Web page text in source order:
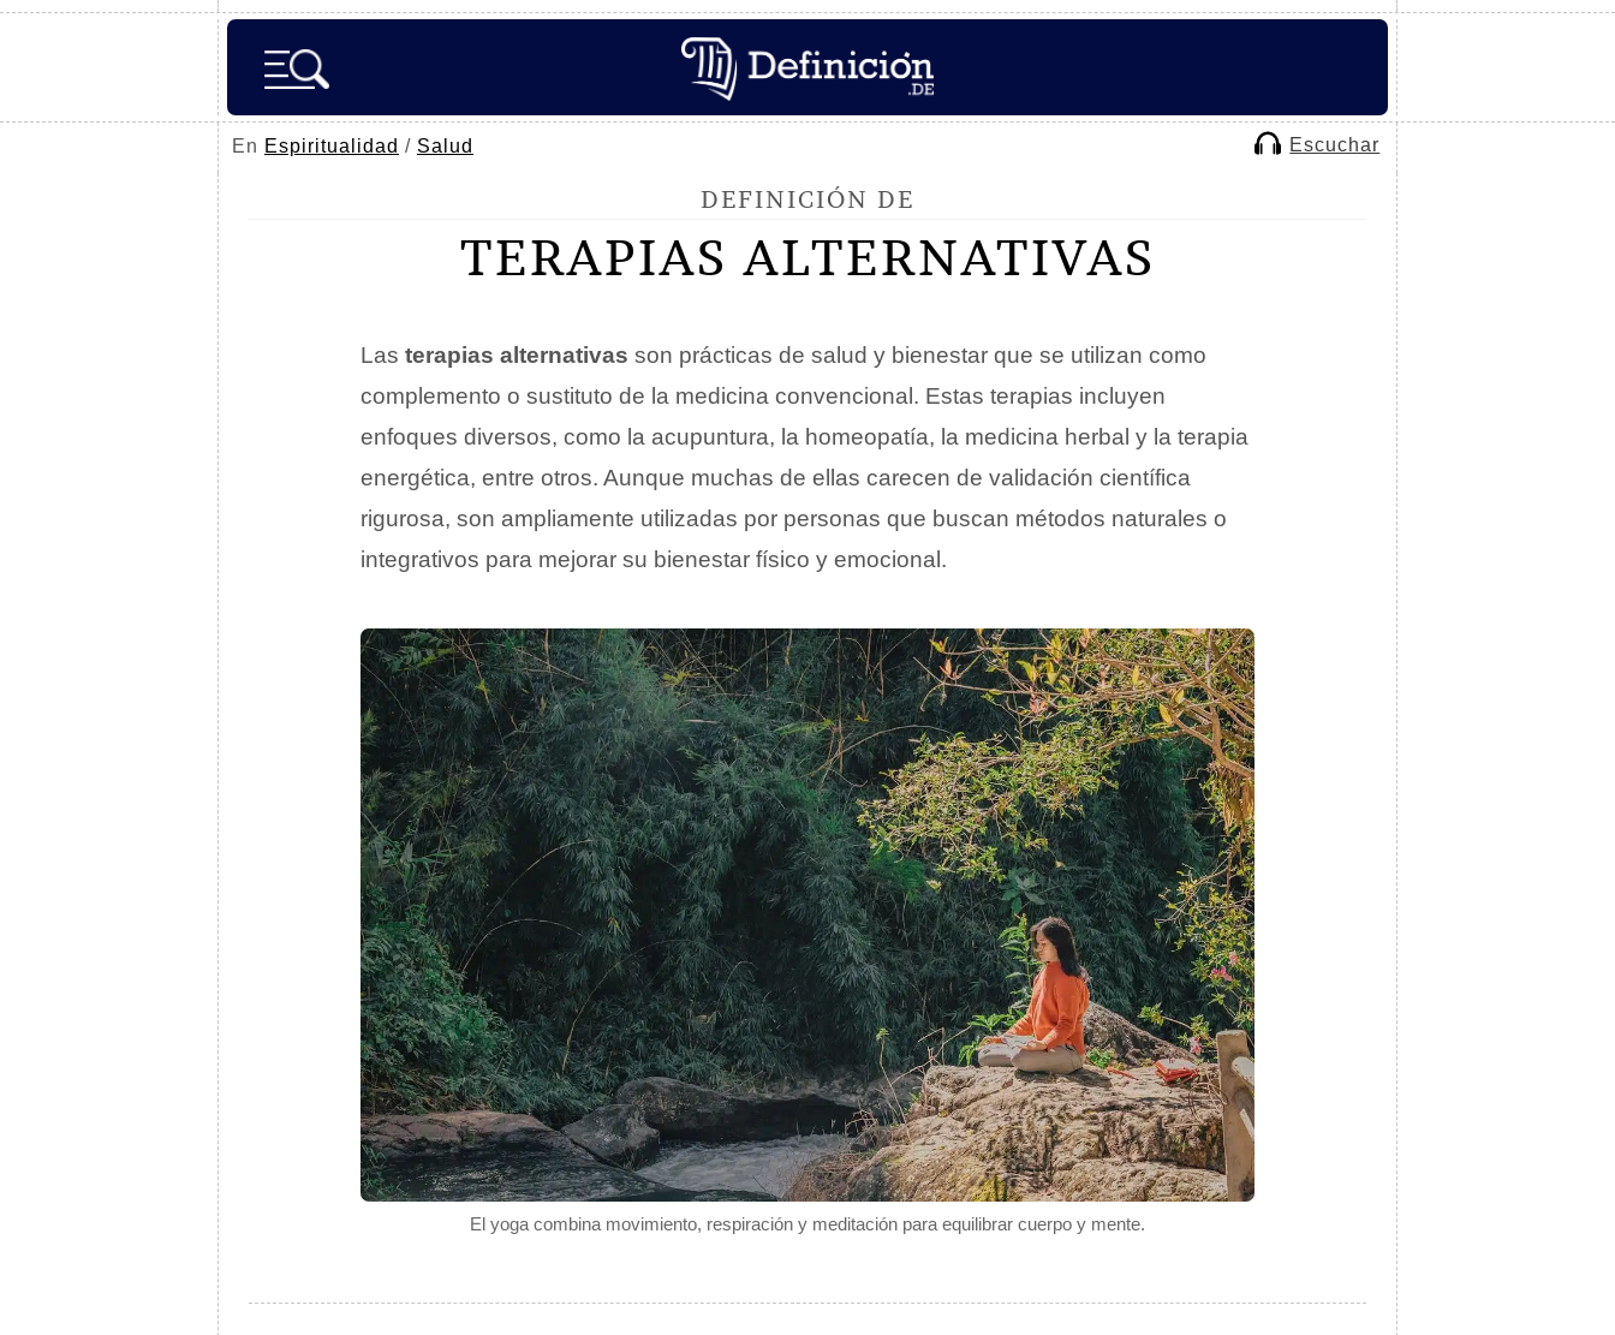
En Espiritualidad / Salud Escuchar
DEFINICIÓN DE
TERAPIAS ALTERNATIVAS
El yoga combina movimiento, respiración y meditación para equilibrar cuerpo y mente.
Las terapias alternativas son prácticas de salud y bienestar que se utilizan como
complemento o sustituto de la medicina convencional. Estas terapias incluyen
enfoques diversos, como la acupuntura, la homeopatía, la medicina herbal y la terapia
energética, entre otros. Aunque muchas de ellas carecen de validación científica
rigurosa, son ampliamente utilizadas por personas que buscan métodos naturales o
integrativos para mejorar su bienestar físico y emocional.